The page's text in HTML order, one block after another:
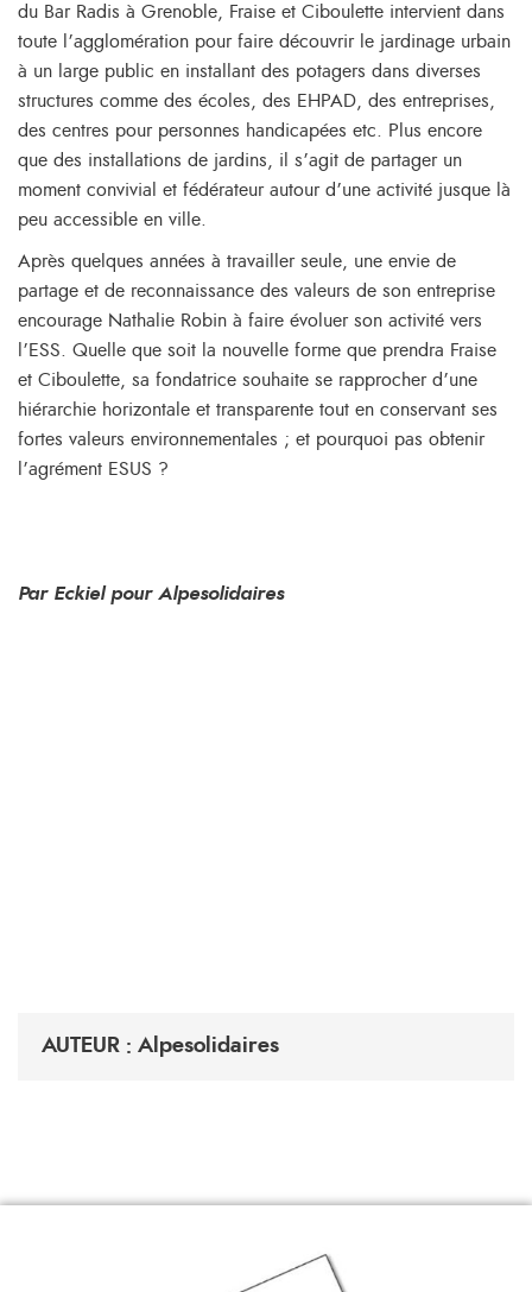
du Bar Radis à Grenoble, Fraise et Ciboulette intervient dans
toute l’agglomération pour faire découvrir le jardinage urbain
à un large public en installant des potagers dans diverses
structures comme des écoles, des EHPAD, des entreprises,
des centres pour personnes handicapées etc. Plus encore
que des installations de jardins, il s’agit de partager un
moment convivial et fédérateur autour d’une activité jusque là
peu accessible en ville.
Après quelques années à travailler seule, une envie de
partage et de reconnaissance des valeurs de son entreprise
encourage Nathalie Robin à faire évoluer son activité vers
l’ESS. Quelle que soit la nouvelle forme que prendra Fraise
et Ciboulette, sa fondatrice souhaite se rapprocher d’une
hiérarchie horizontale et transparente tout en conservant ses
fortes valeurs environnementales ; et pourquoi pas obtenir
l’agrément ESUS ?
Par Eckiel pour Alpesolidaires
AUTEUR : Alpesolidaires